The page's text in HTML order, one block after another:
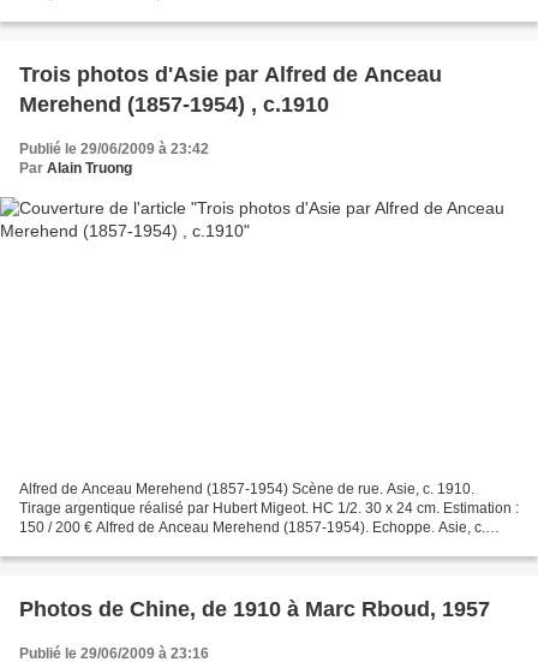
Trois photos d'Asie par Alfred de Anceau
Merehend (1857-1954) , c.1910
Publié le 29/06/2009 à 23:42
Par Alain Truong
Alfred de Anceau Merehend (1857-1954) Scène de rue. Asie, c. 1910.
Tirage argentique réalisé par Hubert Migeot. HC 1/2. 30 x 24 cm. Estimation :
150 / 200 € Alfred de Anceau Merehend (1857-1954). Echoppe. Asie, c.
Photos de Chine, de 1910 à Marc Rboud, 1957
Publié le 29/06/2009 à 23:16